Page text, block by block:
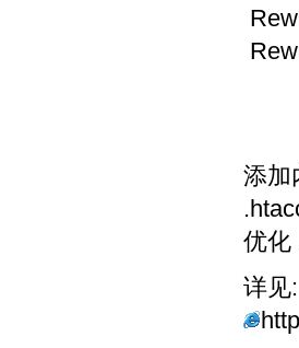
添加
优化
详见: